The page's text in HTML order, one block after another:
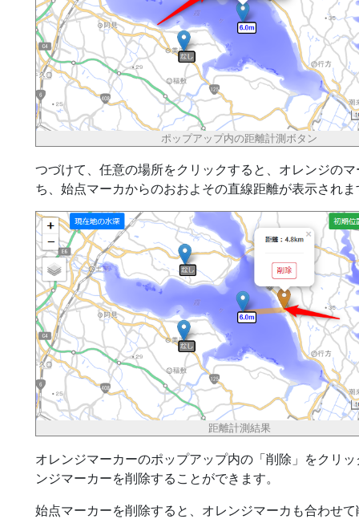
ポップアップ内の距離計測ボタン
つづけて、任意の場所をクリックすると、オレンジの
ち、始点マーカからのおおよその直線距離が表示されま
距離計測結果
オレンジマーカーのポップアップ内の「削除」をクリ
ンジマーカーを削除することができます。
始点マーカーを削除すると、オレンジマーカも合わせ